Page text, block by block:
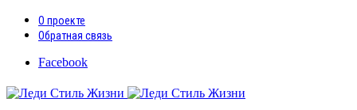
О проекте
Обратная связь
Facebook